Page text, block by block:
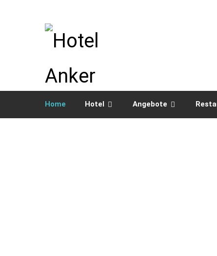
Home Hotel Angebote